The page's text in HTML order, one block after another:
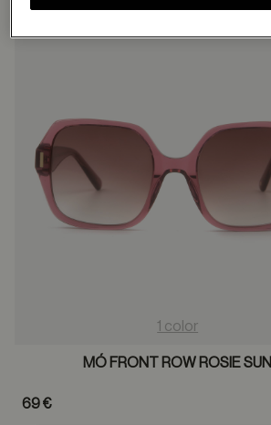
1 color
MÓ FRONT ROW ROSIE SUN
69 €